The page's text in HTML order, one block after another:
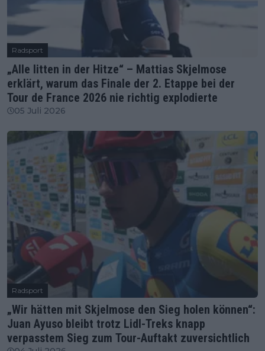
Radsport
„Alle litten in der Hitze“ – Mattias Skjelmose
erklärt, warum das Finale der 2. Etappe bei der
Tour de France 2026 nie richtig explodierte
05 Juli 2026
Radsport
„Wir hätten mit Skjelmose den Sieg holen können“:
Juan Ayuso bleibt trotz Lidl-Treks knapp
verpasstem Sieg zum Tour-Auftakt zuversichtlich